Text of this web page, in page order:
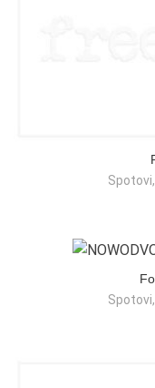
Spotovi,
Spotovi,